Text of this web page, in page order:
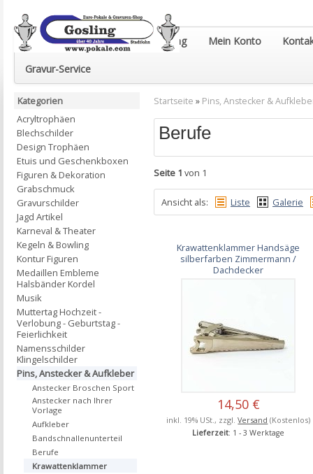
Euro-Pokale & Gravur-Shop Gosling Mein Konto
Gravur-Service
Startseite » Pins, Anstecker &
Berufe
Seite 1 von 1
Ansicht als: Liste Galerie
Krawattenklammer Handsäge
silberfarben Zimmermann /
Dachdecker
14,50 €
inkl. 19% USt., zzgl.Versand (Kostenlos)
Lieferzeit: 1 - 3 Werktage
Kategorien
Acryltrophäen
Blechschilder
Design Trophäen
Etuis und Geschenkboxen
Figuren & Dekoration
Grabschmuck
Gravurschilder
Jagd Artikel
Karneval & Theater
Kegeln & Bowling
Kontur Figuren
Medaillen Embleme
Halsbänder Kordel
Musik
Muttertag Hochzeit -
Verlobung - Geburtstag -
Feierlichkeit
Namensschilder
Klingelschilder
Pins, Anstecker & Aufkleber
Anstecker Broschen Sport
Anstecker nach Ihrer
Vorlage
Aufkleber
Bandschnallenunterteil
Berufe
Krawattenklammer